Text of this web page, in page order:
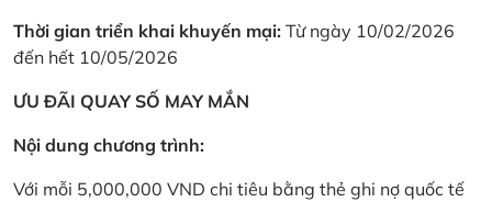
Thời gian triển khai khuyến mại: Từ ngày 10/02/2026
đến hết 10/05/2026
ƯU ĐÃI QUAY SỐ MAY MẮN
Nội dung chương trình:
Với mỗi 5,000,000 VND chi tiêu bằng thẻ ghi nợ quốc tế